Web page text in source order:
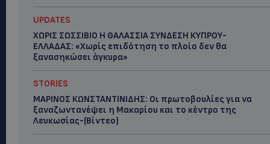
UPDATES
ΧΩΡΙΣ ΣΩΣΣΙΒΙΟ Η ΘΑΛΑΣΣΙΑ ΣΥΝΔΕΣΗ ΚΥΠΡΟΥ-
ΕΛΛΑΔΑΣ: «Χωρίς επιδότηση το πλοίο δεν θα
ξανασηκώσει άγκυρα»
STORIES
ΜΑΡΙΝΟΣ ΚΩΝΣΤΑΝΤΙΝΙΔΗΣ: Οι πρωτοβουλίες για να
ξαναζωντανέψει η Μακαρίου και το κέντρο της
Λευκωσίας-(Βίντεο)